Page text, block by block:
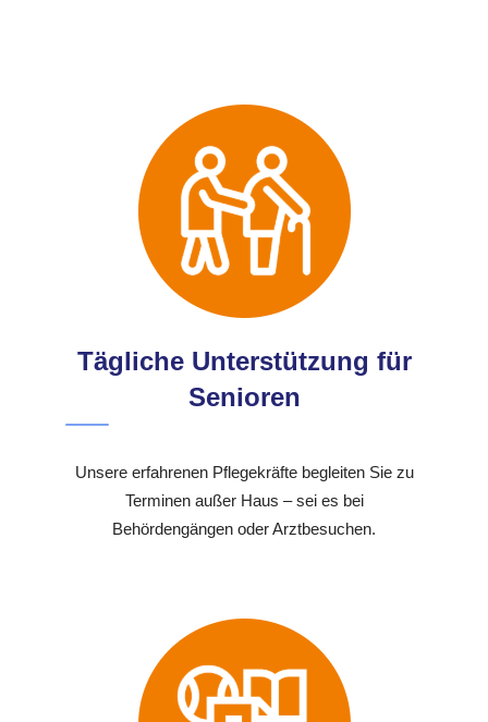
Tägliche Unterstützung für
Senioren
Unsere erfahrenen Pflegekräfte begleiten Sie zu
Terminen außer Haus – sei es bei
Behördengängen oder Arztbesuchen.